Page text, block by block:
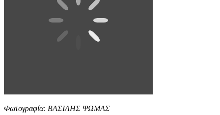
Φωτογραφία: ΒΑΣΙΛΗΣ ΨΩΜΑΣ